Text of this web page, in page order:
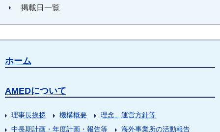
掲載日一覧
ホーム
AMEDについて
理事長挨拶 機構概要
理念、運営方針等
中長期計画・年度計画・報告等
海外事業所の活動報告